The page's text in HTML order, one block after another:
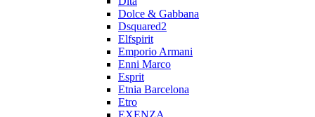
Dolce & Gabbana
Dsquared2
Elfspirit
Emporio Armani
Enni Marco
Esprit
Etnia Barcelona
Etro
EXENZA